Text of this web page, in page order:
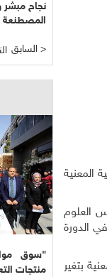
المعنية
2021 "أساس العلوم
منه في السادس من شهر أغسطس 2021 في الدورة
بتغير
نجاح مبشر
المصطنعة
< السابق >
"سوق
منتجات